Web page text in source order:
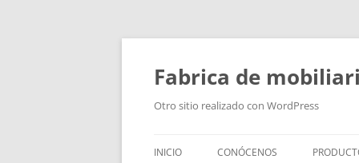
Fabrica de
Otro sitio realizado con WordPress
INICIO CONÓCENOS